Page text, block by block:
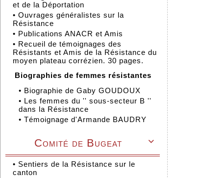
et de la Déportation
• Ouvrages généralistes sur la
Résistance
• Publications ANACR et Amis
• Recueil de témoignages des
Résistants et Amis de la Résistance du
moyen plateau corrézien. 30 pages.
Biographies de femmes résistantes
• Biographie de Gaby GOUDOUX
• Les femmes du '' sous-secteur B ''
dans la Résistance
• Témoignage d'Armande BAUDRY

Comité de Bugeat
• Sentiers de la Résistance sur le
canton